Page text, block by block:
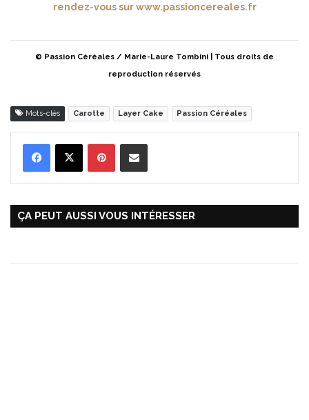
rendez-vous surwww.passioncereales.fr
© Passion Céréales / Marie-Laure Tombini
| Tous droits de
reproduction réservés
Mots-clés Carotte Layer Cake Passion Céréales
ÇA PEUT AUSSI VOUS INTÉRESSER